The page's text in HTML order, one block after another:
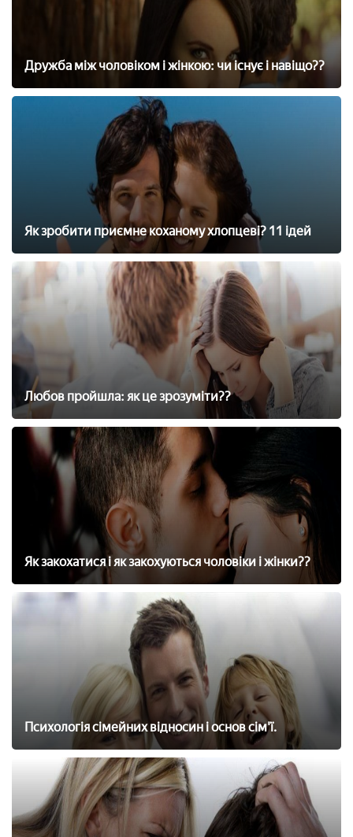
Дружба між чоловіком і жінкою: чи існує і навіщо??
Як зробити приємне коханому хлопцеві? 11 ідей
Любов пройшла: як це зрозуміти??
Як закохатися і як закохуються чоловіки і жінки??
Психологія сімейних відносин і основ сім'ї.